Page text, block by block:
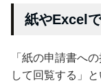
紙やExcel
「紙の申請書へ
して回覧する」